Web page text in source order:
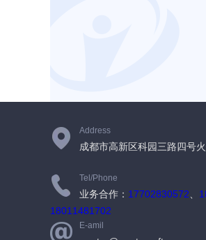
Address
成都市高新区科园三路四号
Tel/Phone
业务合作： 17702830572
18011481702
E-amil